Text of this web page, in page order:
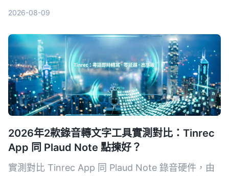
選出最適合且可靠的工具。
2026-08-09
2026年2款錄音轉文字工具實測對比：Tinrec
App 同 Plaud Note 點揀好？
實測對比 Tinrec App 同 Plaud Note 錄音硬件，由